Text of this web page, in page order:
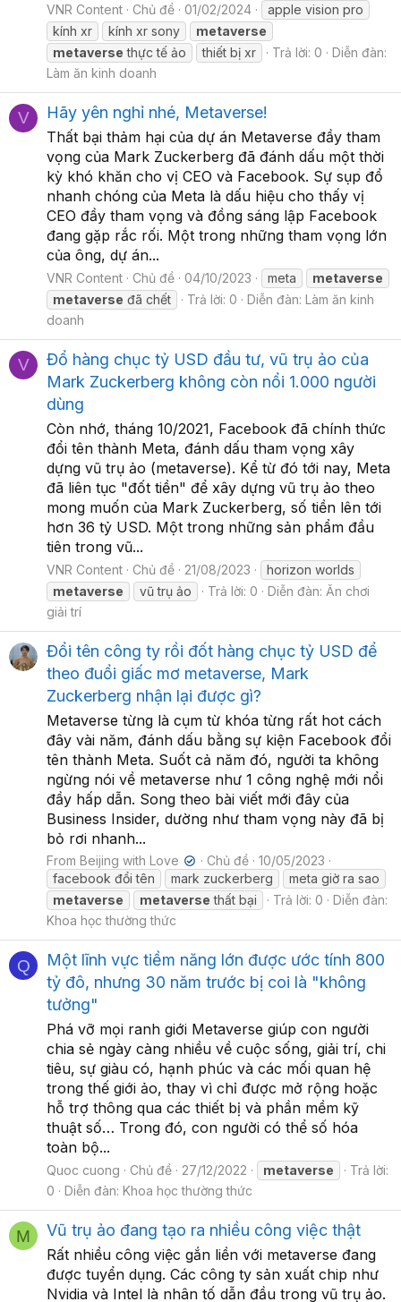
VNR Content Chủ đề 01/02/2024
apple vision pro
kính xr
kính xr sony
metaverse
metaverse thực tế ảo thiết bị xr Trả lời: 0
Diễn đàn:
Làm ăn kinh doanh
V Hãy yên nghỉ nhé, Metaverse!
Thất bại thảm hại của dự án Metaverse đầy tham
vọng của Mark Zuckerberg đã đánh dấu một thời
kỳ khó khăn cho vị CEO và Facebook. Sự sụp đổ
nhanh chóng của Meta là dấu hiệu cho thấy vị
CEO đầy tham vọng và đồng sáng lập Facebook
đang gặp rắc rối. Một trong những tham vọng lớn
của ông, dự án...
VNR Content Chủ đề 04/10/2023 meta
metaverse
metaverse đã chết Trả lời: 0 Diễn đàn: Làm ăn kinh
doanh
V
Đổ hàng chục tỷ USD đầu tư, vũ trụ ảo của
Mark Zuckerberg không còn nổi 1.000 người
dùng
Còn nhớ, tháng 10/2021, Facebook đã chính thức
đổi tên thành Meta, đánh dấu tham vọng xây
dựng vũ trụ ảo (metaverse). Kể từ đó tới nay, Meta
đã liên tục "đốt tiền" để xây dựng vũ trụ ảo theo
mong muốn của Mark Zuckerberg, số tiền lên tới
hơn 36 tỷ USD. Một trong những sản phẩm đầu
tiên trong vũ...
VNR Content Chủ đề 21/08/2023
horizon worlds
metaverse
vũ trụ ảo Trả lời: 0 Diễn đàn: Ăn chơi
giải trí
Đổi tên công ty rồi đốt hàng chục tỷ USD để
theo đuổi giấc mơ metaverse, Mark
Zuckerberg nhận lại được gì?
Metaverse từng là cụm từ khóa từng rất hot cách
đây vài năm, đánh dấu bằng sự kiện Facebook đổi
tên thành Meta. Suốt cả năm đó, người ta không
ngừng nói về metaverse như 1 công nghệ mới nổi
đầy hấp dẫn. Song theo bài viết mới đây của
Business Insider, dường như tham vọng này đã bị
bỏ rơi nhanh...
From Beijing with Love ✔ Chủ đề
10/05/2023
facebook đổi tên
mark zuckerberg
meta giờ ra sao
metaverse
metaverse thất bại Trả lời: 0
Diễn đàn:
Khoa học thường thức
Q
Một lĩnh vực tiềm năng lớn được ước tính 800
tỷ đô, nhưng 30 năm trước bị coi là "không
tưởng"
Phá vỡ mọi ranh giới Metaverse giúp con người
chia sẻ ngày càng nhiều về cuộc sống, giải trí, chi
tiêu, sự giàu có, hạnh phúc và các mối quan hệ
trong thế giới ảo, thay vì chỉ được mở rộng hoặc
hỗ trợ thông qua các thiết bị và phần mềm kỹ
thuật số… Trong đó, con người có thể số hóa
toàn bộ...
Quoc cuong Chủ đề 27/12/2022 metaverse
Trả lời:
0
Diễn đàn: Khoa học thường thức
M Vũ trụ ảo đang tạo ra nhiều công việc thật
Rất nhiều công việc gắn liền với metaverse đang
được tuyển dụng. Các công ty sản xuất chip như
Nvidia và Intel là nhân tố dẫn đầu trong vũ trụ ảo.